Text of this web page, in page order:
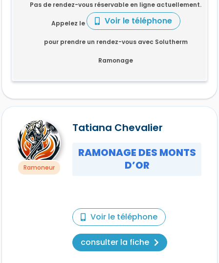
Pas de rendez-vous réservable en ligne actuellement.
Appelez le Voir le téléphone
pour prendre un rendez-vous avec Solutherm
Ramonage
Ramoneur
Tatiana Chevalier
RAMONAGE DES MONTS
D’OR
Voir le téléphone
consulter la fiche